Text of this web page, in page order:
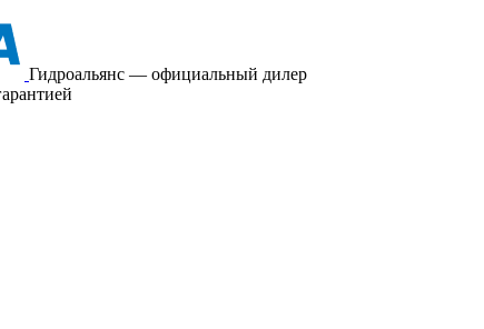
Гидроальянс — официальный дилер